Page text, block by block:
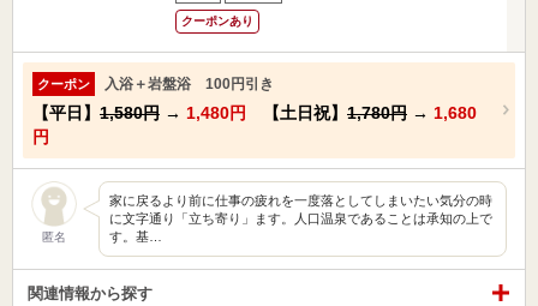
クーポンあり
クーポン 入浴＋岩盤浴 100円引き
【平日】 1,580円 → 1,480円 【土日祝】 1,780円 → 1,680
円
匿名
家に戻るより前に仕事の疲れを一度落としてしまいたい気分の時
に文字通り「立ち寄り」ます。人口温泉であることは承知の上で
す。基…
関連情報から探す